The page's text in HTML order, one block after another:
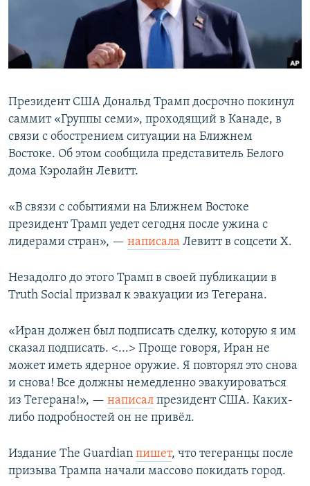
Президент США Дональд Трамп досрочно покинул
саммит «Группы семи», проходящий в Канаде, в
связи с обострением ситуации на Ближнем
Востоке. Об этом сообщила представитель Белого
дома Кэролайн Левитт.
«В связи с событиями на Ближнем Востоке
президент Трамп уедет сегодня после ужина с
лидерами стран», — написала Левитт в соцсети X.
Незадолго до этого Трамп в своей публикации в
Truth Social призвал к эвакуации из Тегерана.
«Иран должен был подписать сделку, которую я им
сказал подписать. <...> Проще говоря, Иран не
может иметь ядерное оружие. Я повторял это снова
и снова! Все должны немедленно эвакуироваться
из Тегерана!», — написал президент США. Каких-
либо подробностей он не привёл.
Издание The Guardian пишет, что тегеранцы после
призыва Трампа начали массово покидать город.